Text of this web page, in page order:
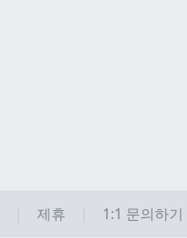
제휴 1:1 문의하기